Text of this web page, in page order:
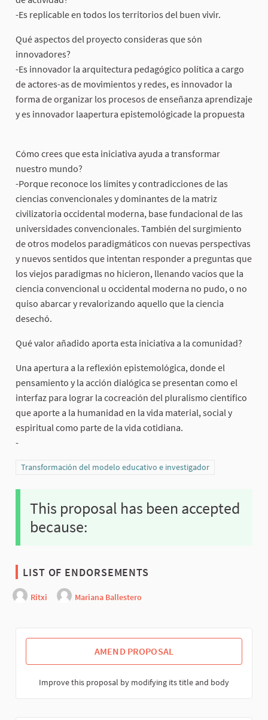
-Es replicable en todos los territorios del buen vivir.
Qué aspectos del proyecto consideras que són
innovadores?
-Es innovador la arquitectura pedagógico política a cargo
de actores-as de movimientos y redes, es innovador la
forma de organizar los procesos de enseñanza aprendizaje
y es innovador laapertura epistemológicade la propuesta
Cómo crees que esta iniciativa ayuda a transformar
nuestro mundo?
-Porque reconoce los límites y contradicciones de las
ciencias convencionales y dominantes de la matriz
civilizatoria occidental moderna, base fundacional de las
universidades convencionales. También del surgimiento
de otros modelos paradigmáticos con nuevas perspectivas
y nuevos sentidos que intentan responder a preguntas que
los viejos paradigmas no hicieron, llenando vacíos que la
ciencia convencional u occidental moderna no pudo, o no
quiso abarcar y revalorizando aquello que la ciencia
desechó.
Qué valor añadido aporta esta iniciativa a la comunidad?
Una apertura a la reflexión epistemológica, donde el
pensamiento y la acción dialógica se presentan como el
interfaz para lograr la cocreación del pluralismo científico
que aporte a la humanidad en la vida material, social y
espiritual como parte de la vida cotidiana.
-
Filter results for category: Transformación del modelo educativo e
Transformación del modelo educativo e investigador
This proposal has been accepted
because:
LIST OF ENDORSEMENTS
Ritxi Mariana Ballestero
AMEND PROPOSAL
Improve this proposal by modifying its title and body